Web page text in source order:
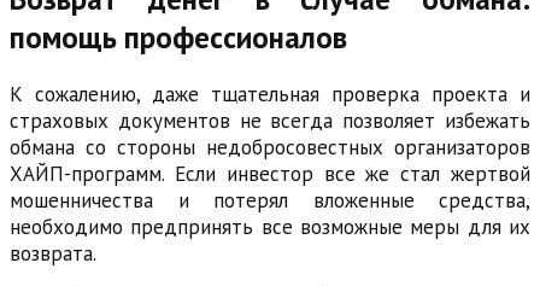
помощь профессионалов
К сожалению, даже тщательная проверка проекта и
страховых документов не всегда позволяет избежать
обмана со стороны недобросовестных организаторов
ХАЙП-программ. Если инвестор все же стал жертвой
мошенничества и потерял вложенные средства,
необходимо предпринять все возможные меры для их
возврата.